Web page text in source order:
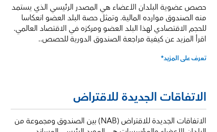
حصص عضوية البلدان الأعضاء هي المصدر الرئيسي الذي يستمد
منه الصندوق موارده المالية. وتمثل حصة البلد العضو انعكاسا
للحجم الاقتصادي لهذا البلد العضو ومركزه في الاقتصاد العالمي.
اقرأ المزيد عن كيفية مراجعة الصندوق الدورية للحصص..
تعرف على المزيد*
الاتفاقات الجديدة للاقتراض
الاتفاقات الجديدة للاقتراض (NAB) بين الصندوق ومجموعة من